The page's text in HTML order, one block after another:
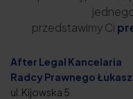
przedstawimy Ci
After Legal Kancelaria
Radcy Prawnego
ul. Kijowska 5